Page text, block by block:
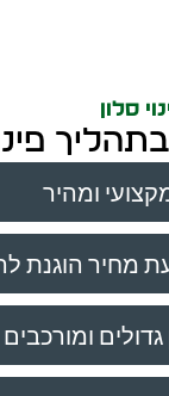
סלון
ומהיר
מחיר הוגנת
גדולים ומורכבים